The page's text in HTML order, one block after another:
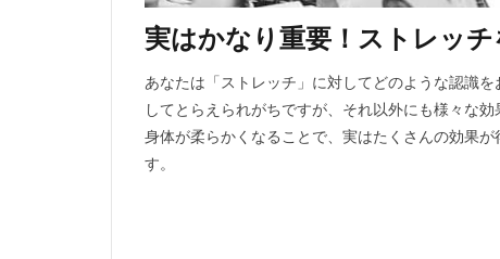
実はかなり重要！ストレッ
あなたは「ストレッチ」に対してどのような認識
してとらえられがちですが、それ以外にも様々な
身体が柔らかくなることで、実はたくさんの効果
す。